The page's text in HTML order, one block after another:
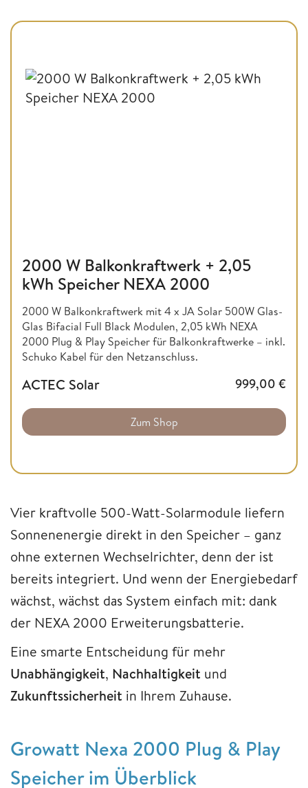
2000 W Balkonkraftwerk + 2,05
kWh Speicher NEXA 2000
2000 W Balkonkraftwerk mit 4 x JA Solar 500W Glas-
Glas Bifacial Full Black Modulen, 2,05 kWh NEXA
2000 Plug & Play Speicher für Balkonkraftwerke – inkl.
Schuko Kabel für den Netzanschluss.
ACTEC Solar 999,00 €
Zum Shop
Vier kraftvolle 500-Watt-Solarmodule liefern
Sonnenenergie direkt in den Speicher – ganz
ohne externen Wechselrichter, denn der ist
bereits integriert. Und wenn der Energiebedarf
wächst, wächst das System einfach mit: dank
der NEXA 2000 Erweiterungsbatterie.
Eine smarte Entscheidung für mehr
Unabhängigkeit, Nachhaltigkeit und
Zukunftssicherheit in Ihrem Zuhause.
Growatt Nexa 2000 Plug & Play
Speicher im Überblick